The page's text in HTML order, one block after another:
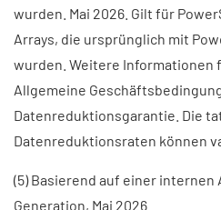
wurden. Mai 2026. Gilt für
Arrays, die ursprünglich mit
wurden. Weitere Informationen
Allgemeine
Datenreduktionsgarantie. Die
Datenreduktionsraten können
(5) Basierend auf einer internen
Generation, Mai 2026